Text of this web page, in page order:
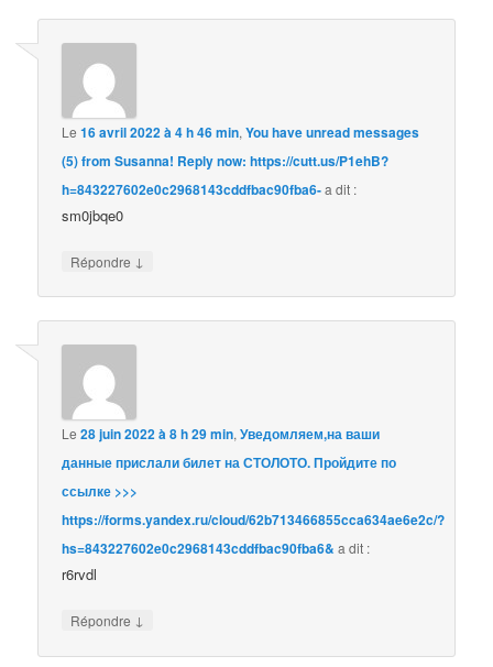
Le16 avril 2022 à 4 h 46 min,You have unread messages
(5) from Susanna! Reply now: https://cutt.us/P1ehB?
h=843227602e0c2968143cddfbac90fba6-a dit :
sm0jbqe0
Répondre ↓
Le28 juin 2022 à 8 h 29 min,Уведомляем,на ваши
данные прислали билет на СТОЛОТО. Пройдите по
ссылке >>>
https://forms.yandex.ru/cloud/62b713466855cca634ae6e2c/?
hs=843227602e0c2968143cddfbac90fba6& a dit :
r6rvdl
Répondre ↓